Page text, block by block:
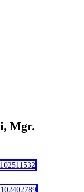
Mgr.